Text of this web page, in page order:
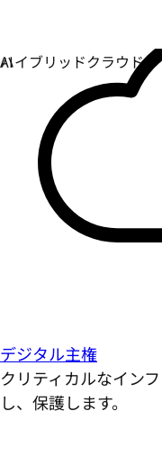
デジタル主権
クリティカルなイン
し、保護します。